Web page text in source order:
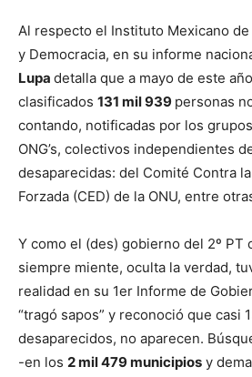
Al respecto el Instituto Mexicano
y Democracia, en su informe
Lupa detalla que a mayo de este
clasificados 131 mil 939 personas
contando, notificadas por los
ONG’s, colectivos independientes
desaparecidas: del Comité Contra
Forzada (CED) de la ONU, entre
Y como el (des) gobierno del 2º PT
siempre miente, oculta la verdad,
realidad en su 1er Informe de
“tragó sapos” y reconoció que casi
desaparecidos, no aparecen.
-en los 2 mil 479 municipios y